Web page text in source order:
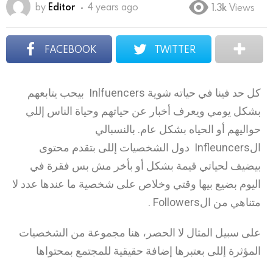
by Editor 4 years ago 1.3k Views
FACEBOOK TWITTER
كل حد فينا في حياته شوية Inlfuencers بيحب يتابعهم
بشكل يومي ويعرف أخبار عن حياتهم وحياة الناس إللي
حواليهم أو الحياه بشكل عام. بالنسبالي
الInfleuncers دول الشخصيات إللى بتقدم محتوى
بيضيف لحياتي قيمة بشكل أو بأخر مش بس فقرة في
اليوم بضيع بيها وقتي وخلاص على شخصية ما عندها عدد لا
متناهي من الFollowers .
على سبيل المثال لا الحصر، هنا مجموعة من الشخصيات
المؤثرة إللى بعتبرها إضافة حقيقية للمجتمع بمحتواها